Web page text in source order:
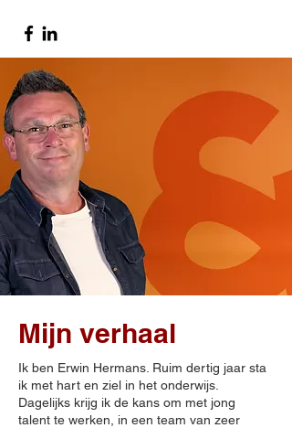
Mijn verhaal
Ik ben Erwin Hermans. Ruim dertig jaar sta
ik met hart en ziel in het onderwijs.
Dagelijks krijg ik de kans om met jong
talent te werken, in een team van zeer